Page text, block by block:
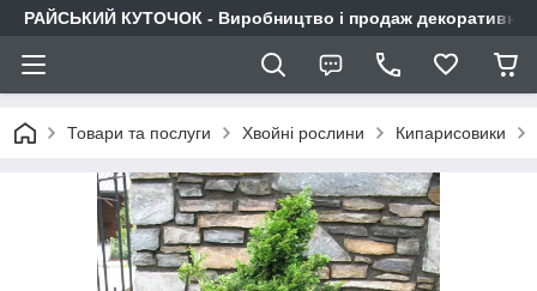
РАЙСЬКИЙ КУТОЧОК - Виробництво і продаж декоративних
Товари та послуги Хвойні рослини Кипарисовики